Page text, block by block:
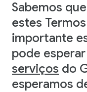
Sabemos
estes
importante
pode
serviços do
esperamos